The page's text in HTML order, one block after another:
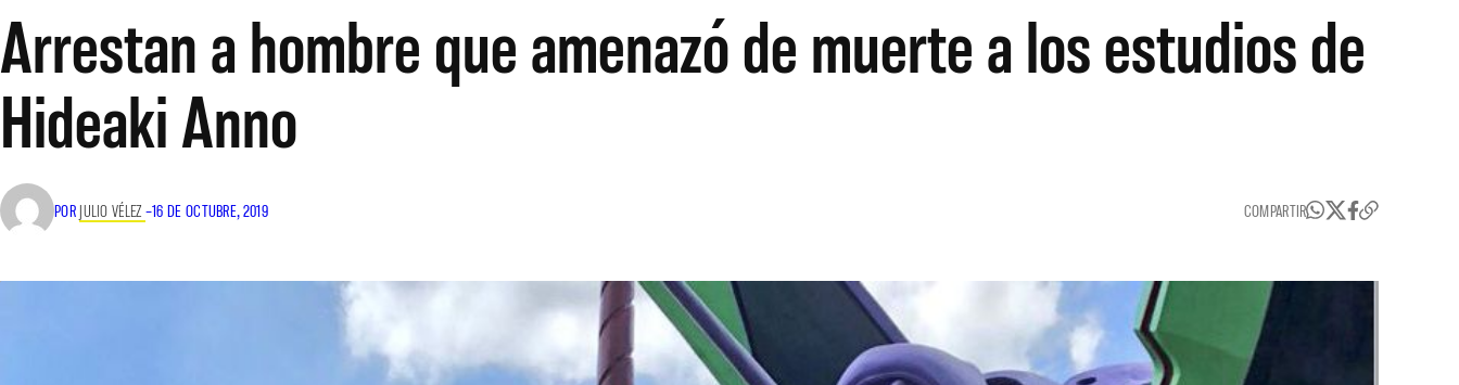
Arrestan a hombre que amenazó de muerte a los estudios de
Hideaki Anno
POR JULIO VÉLEZ –16 DE OCTUBRE, 2019 COMPARTIR